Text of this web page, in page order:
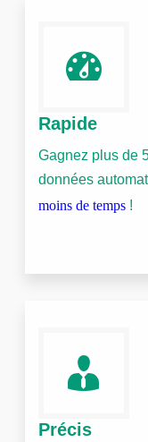
Rapide
Gagnez plus de
données
moins de temps !
Précis